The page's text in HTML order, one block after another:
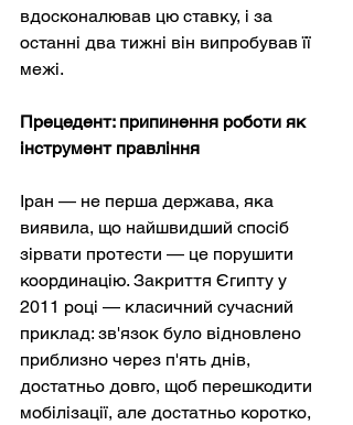
вдосконалював цю ставку, і за
останні два тижні він випробував її
межі.
Прецедент: припинення роботи як
інструмент правління
Іран — не перша держава, яка
виявила, що найшвидший спосіб
зірвати протести — це порушити
координацію. Закриття Єгипту у
2011 році — класичний сучасний
приклад: зв'язок було відновлено
приблизно через п'ять днів,
достатньо довго, щоб перешкодити
мобілізації, але достатньо коротко,